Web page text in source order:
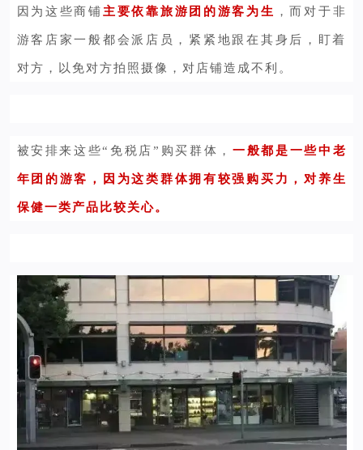
因为这些商铺主要依靠旅游团的游客为生 ，而对于非
游客店家一般都会派店员，紧紧地跟在其身后，盯着
对方，以免对方拍照摄像，对店铺造成不利。
被安排来这些“免税店”购买群体， 一般都是一些中老
年团的游客 ，因为这类群体拥有较强购买力，对养生
保健一类产品比较关心。